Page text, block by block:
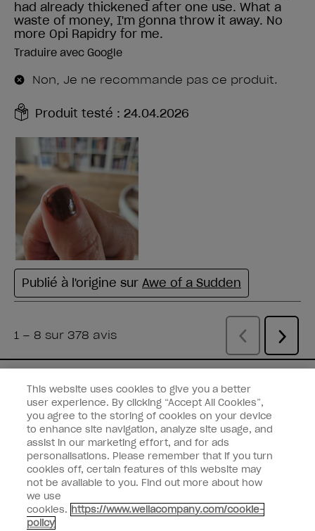
Vous avez un e-mail
Recevez les dernières nouveautés,
remises et plus encore desmarques
Welladirectement dans votre boîte mail.
Saisissez votre adresse e-mail *
Type de client
Consommateur
Professionnel
This website uses cookies to give you a better
user experience. By clicking “Accept All Cookies”,
you agree to the storing of cookies on your device
to enhance site navigation, analyze site usage, and
assist in our marketing effort, and for ads
personalisations. Please remember that if you turn
cookies off, certain features of this website may
not be available to you. Find out more about how
we use
cookies. https://www.wellacompany.com/cookie-
policy